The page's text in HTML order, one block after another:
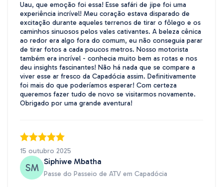
Uau, que emoção foi essa! Esse safári de jipe foi uma
experiência incrível! Meu coração estava disparado de
excitação durante aqueles terrenos de tirar o fôlego e os
caminhos sinuosos pelos vales cativantes. A beleza cênica
ao redor era algo fora do comum, eu não conseguia parar
de tirar fotos a cada poucos metros. Nosso motorista
também era incrível - conhecia muito bem as rotas e nos
deu insights fascinantes! Não há nada que se compare a
viver esse ar fresco da Capadócia assim. Definitivamente
foi mais do que poderíamos esperar! Com certeza
queremos fazer tudo de novo se visitarmos novamente.
Obrigado por uma grande aventura!
15 outubro 2025
SM
Siphiwe Mbatha
Passe do Passeio de ATV em Capadócia